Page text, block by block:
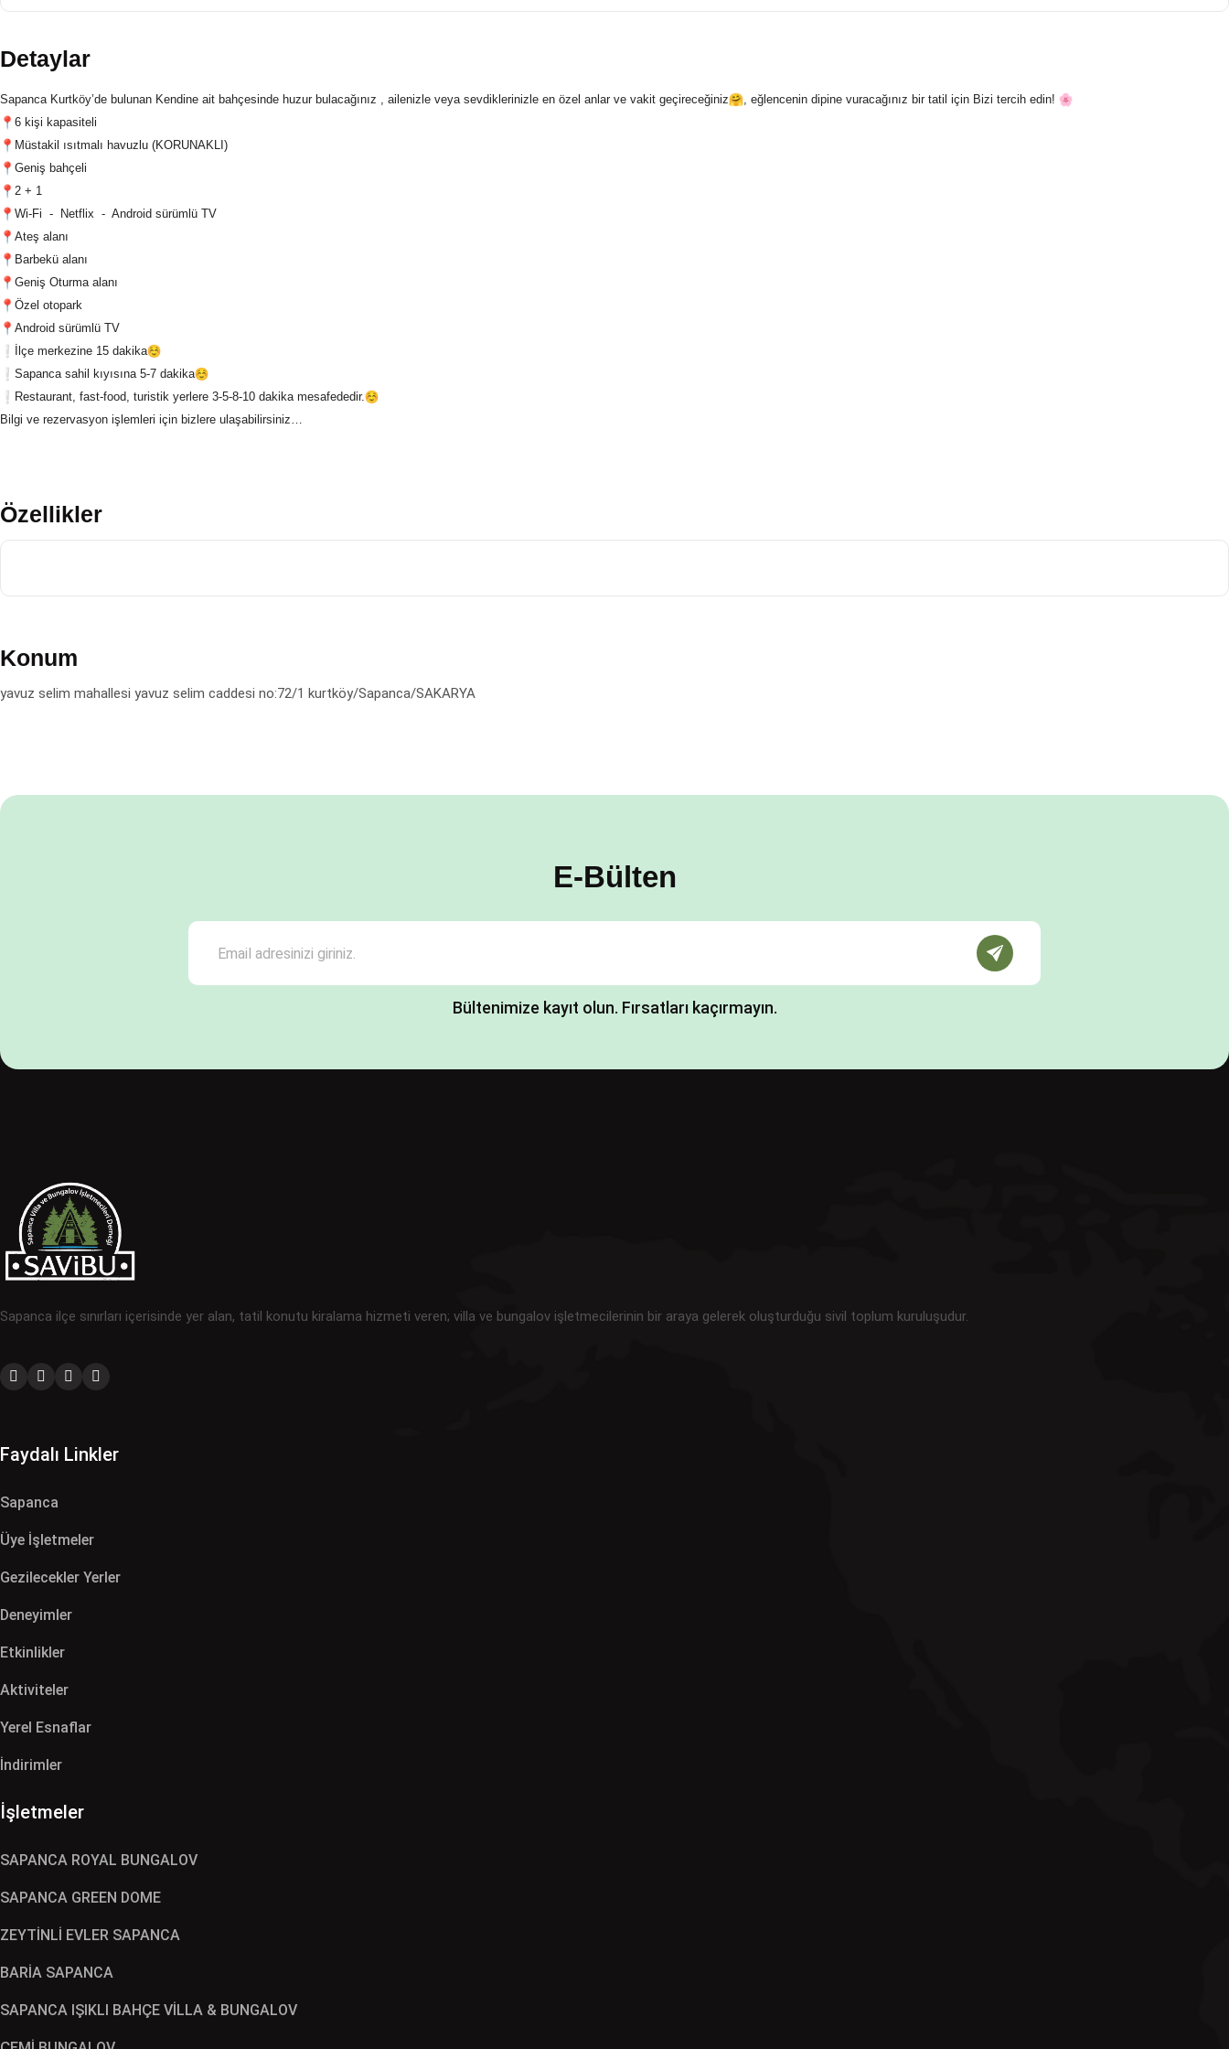
Detaylar
Sapanca Kurtköy’de bulunan Kendine ait bahçesinde huzur bulacağınız , ailenizle veya sevdiklerinizle en özel anlar ve vakit geçireceğiniz
, eğlencenin dipine vuracağınız bir tatil için Bizi tercih edin!
6 kişi kapasiteli
Müstakil ısıtmalı havuzlu (KORUNAKLI)
Geniş bahçeli
2 + 1
Wi-Fi - Netflix - Android sürümlü TV
Ateş alanı
Barbekü alanı
Geniş Oturma alanı
Özel otopark
Android sürümlü TV
İlçe merkezine 15 dakika
Sapanca sahil kıyısına 5-7 dakika
Restaurant, fast-food, turistik yerlere 3-5-8-10 dakika mesafededir.
Bilgi ve rezervasyon işlemleri için bizlere ulaşabilirsiniz…
Özellikler
Konum
yavuz selim mahallesi yavuz selim caddesi no:72/1 kurtköy/Sapanca/SAKARYA
E-Bülten
Bültenimize kayıt olun. Fırsatları kaçırmayın.
Sapanca ilçe sınırları içerisinde yer alan, tatil konutu kiralama hizmeti veren; villa ve bungalov işletmecilerinin bir araya gelerek oluşturduğu sivil toplum kuruluşudur.
Faydalı Linkler
Sapanca
Üye İşletmeler
Gezilecekler Yerler
Deneyimler
Etkinlikler
Aktiviteler
Yerel Esnaflar
İndirimler
İşletmeler
SAPANCA ROYAL BUNGALOV
SAPANCA GREEN DOME
ZEYTİNLİ EVLER SAPANCA
BARİA SAPANCA
SAPANCA IŞIKLI BAHÇE VİLLA & BUNGALOV